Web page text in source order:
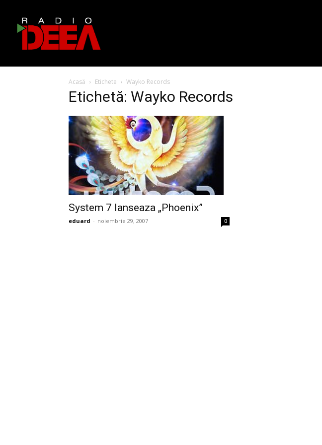
Acasă Etichete Wayko Records
Etichetă: Wayko Records
System 7 lanseaza „Phoenix”
eduard - noiembrie 29, 2007 0